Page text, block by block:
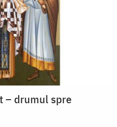
– drumul spre